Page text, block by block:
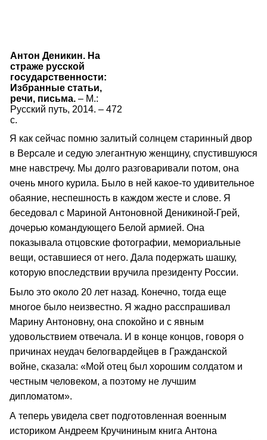
Антон Деникин. На
страже русской
государственности:
Избранные статьи,
речи, письма. – М.:
Русский путь, 2014. – 472
с.
Я как сейчас помню залитый солнцем старинный двор
в Версале и седую элегантную женщину, спустившуюся
мне навстречу. Мы долго разговаривали потом, она
очень много курила. Было в ней какое-то удивительное
обаяние, неспешность в каждом жесте и слове. Я
беседовал с Мариной Антоновной Деникиной-Грей,
дочерью командующего Белой армией. Она
показывала отцовские фотографии, мемориальные
вещи, оставшиеся от него. Дала подержать шашку,
которую впоследствии вручила президенту России.
Было это около 20 лет назад. Конечно, тогда еще
многое было неизвестно. Я жадно расспрашивал
Марину Антоновну, она спокойно и с явным
удовольствием отвечала. И в конце концов, говоря о
причинах неудач белогвардейцев в Гражданской
войне, сказала: «Мой отец был хорошим солдатом и
честным человеком, а поэтому не лучшим
дипломатом».
А теперь увидела свет подготовленная военным
историком Андреем Кручининым книга Антона